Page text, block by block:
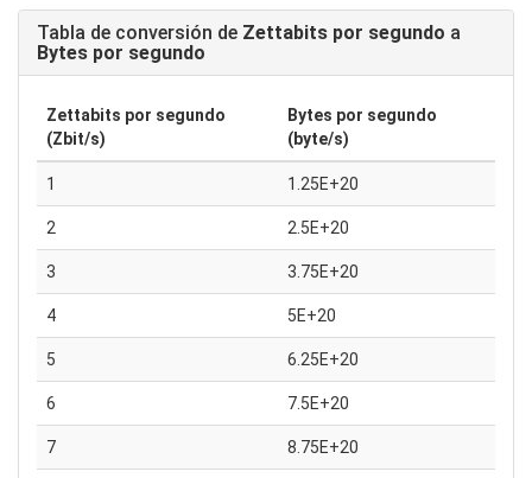
Tabla de conversión de Zettabits por segundo a
Bytes por segundo
Zettabits por segundo
(Zbit/s)
Bytes por segundo
(byte/s)
1 1.25E+20
2 2.5E+20
3 3.75E+20
4 5E+20
5 6.25E+20
6 7.5E+20
7 8.75E+20